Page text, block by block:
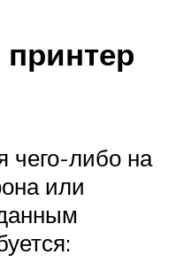
чего-либо на
или